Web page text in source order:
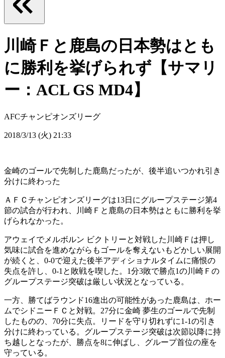
川崎Ｆと鹿島の日本勢はとも
に勝利を挙げられず【サマリ
ー：ACL GS MD4】
AFCチャンピオンズリーグ
2018/3/13 (火) 21:33
金崎のゴールで先制した鹿島だったが、後半追いつかれ引き
分けに終わった
ＡＦＣチャンピオンズリーグは13日にグループステージ第4
節の試合が行われ、川崎Ｆと鹿島の日本勢はともに勝利を挙
げられなかった。
アウェイでメルボルン ビクトリーと対戦した川崎Ｆは押し
気味に試合を進めながらもゴールを奪えないもどかしい展開
が続くと、0-0で迎えた後半アディショナルタイムに痛恨の
失点を許し、0-1と敗戦を喫した。1分3敗で勝点1の川崎Ｆの
グループステージ突破は厳しい状況となっている。
一方、勝てばラウンド16進出の可能性があった鹿島は、ホー
ムでシドニーＦＣと対戦。27分に金崎 夢生のゴールで先制
したものの、70分に失点。リードを守り切れずに1-1の引き
分けに終わっている。グループステージ突破は次節以降に持
ち越しとなったが、勝点を8に伸ばし、グループ首位の座を
守っている。